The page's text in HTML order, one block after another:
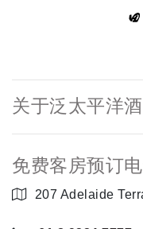
关于泛太平洋
免费客房预订
207 Adelaide